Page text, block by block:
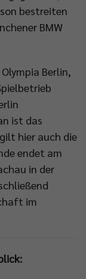
bestreiten
BMW
Berlin,
ist das
hier auch die
endet am
in der
im